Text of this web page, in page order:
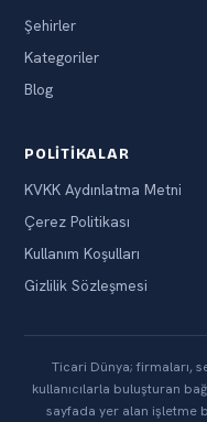
Şehirler
Kategoriler
Blog
POLITIKALAR
KVKK Aydınlatma Metni
Çerez Politikası
Kullanım Koşulları
Gizlilik Sözleşmesi
Ticari Dünya; firmaları,
kullanıcılarla buluşturan
sayfada yer alan işletme